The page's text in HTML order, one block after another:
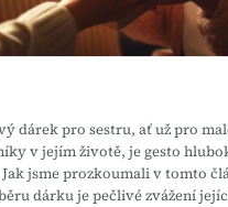
dárek pro sestru, ať už pro
v jejím životě, je gesto
jsme prozkoumali v tomto
dárku je pečlivé zvážení